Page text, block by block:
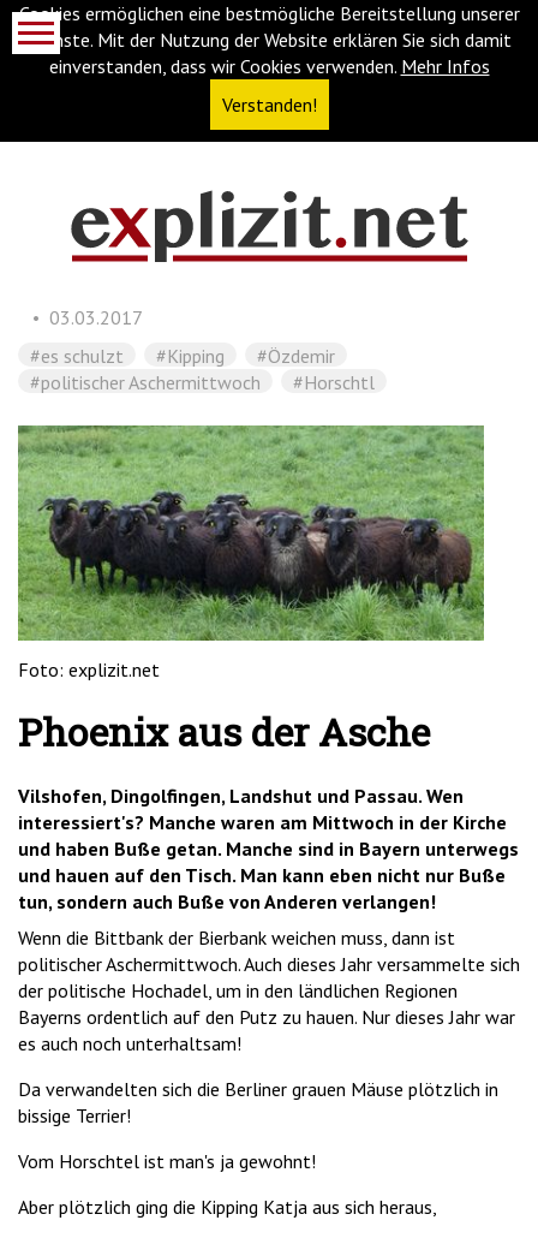
Cookies ermöglichen eine bestmögliche Bereitstellung unserer
Dienste. Mit der Nutzung der Website erklären Sie sich damit
einverstanden, dass wir Cookies verwenden. Mehr Infos
Verstanden!
(Accesskey
Zur
Navigation
springen
(Accesskey
'3')Zur
Suche
springen
(Accesskey
'2')
03.03.2017
#es schulzt
#Kipping
#Özdemir
#politischer Aschermittwoch
#Horschtl
Foto: explizit.net
Phoenix aus der Asche
Vilshofen, Dingolfingen, Landshut und Passau. Wen
interessiert's? Manche waren am Mittwoch in der Kirche
und haben Buße getan. Manche sind in Bayern unterwegs
und hauen auf den Tisch. Man kann eben nicht nur Buße
tun, sondern auch Buße von Anderen verlangen!
Wenn die Bittbank der Bierbank weichen muss, dann ist
politischer Aschermittwoch. Auch dieses Jahr versammelte sich
der politische Hochadel, um in den ländlichen Regionen
Bayerns ordentlich auf den Putz zu hauen. Nur dieses Jahr war
es auch noch unterhaltsam!
Da verwandelten sich die Berliner grauen Mäuse plötzlich in
bissige Terrier!
Vom Horschtel ist man's ja gewohnt!
Aber plötzlich ging die Kipping Katja aus sich heraus,